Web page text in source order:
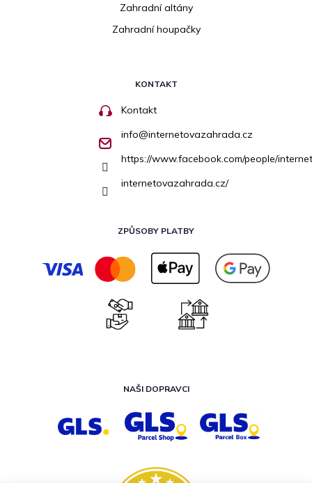
Zahradní altány
Zahradní houpačky
KONTAKT
Kontakt
info@internetovazahrada.cz
https://www.facebook.com/people/
internetovazahrada.cz/
ZPŮSOBY PLATBY
NAŠI DOPRAVCI